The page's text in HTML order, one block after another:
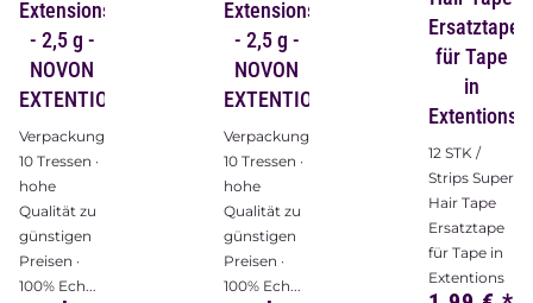
Extensions
- 2,5 g -
NOVON
EXTENTIONS
Verpackungsinhalt:
10 Tressen ·
hohe
Qualität zu
günstigen
Preisen ·
100% Ech...
Extensions
- 2,5 g -
NOVON
EXTENTIONS
Verpackungsinhalt:
10 Tressen ·
hohe
Qualität zu
günstigen
Preisen ·
100% Ech...
Ersatztape
für Tape
in
Extentions
12 STK /
Strips Super
Hair Tape
Ersatztape
für Tape in
Extentions